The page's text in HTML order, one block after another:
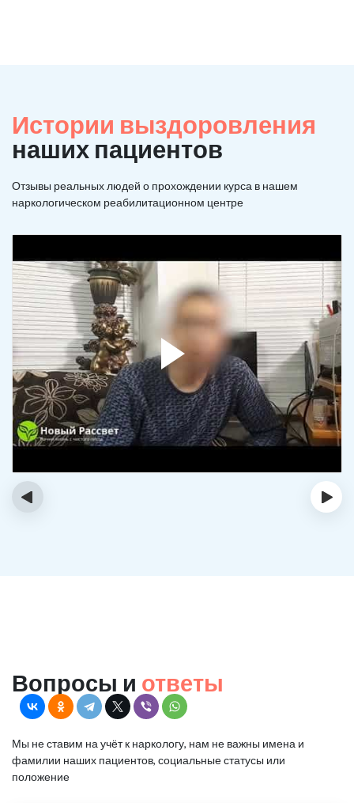
Истории выздоровления
наших пациентов
Отзывы реальных людей о прохождении курса в нашем
наркологическом реабилитационном центре
‹ ›
Вопросы и ответы
Мы не ставим на учёт к наркологу, нам не важны имена и
фамилии наших пациентов, социальные статусы или
положение